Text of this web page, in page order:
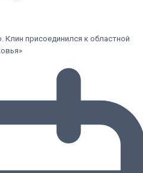
Клин присоединился к областной